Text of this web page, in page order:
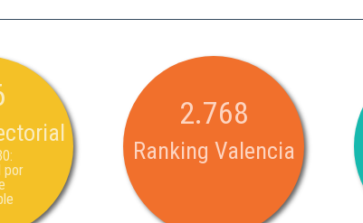
por
2.768
Ranking Valencia